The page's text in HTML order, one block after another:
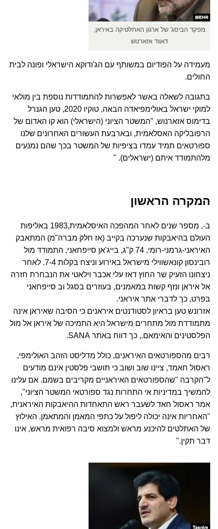
מפקד הביסג' של ארגון האתלטיקה באיראן,
דאווד אזארנוש
מעמידה על הפודיום במשותף עם הג'ודוקא הישראלי ופונה לבית
החולים.
בתגובה לשאלה באשר לאפשרות להתמודדות נוספת בין מולאי
למוקי ישראל באולימפיאדה הבאה, טוקיו 2020, טען הגנרל
בדימוס אזארנוש, "המשטר הציוני (הישראלי) הוא קו האדום של
הרפובליקה האסלאמית, ובארבעת העשורים האחרונים שלנו
ספורטאים תמיד עמדו בציפיות של המשטר בכך שהם נמנעים
מלהתמודד איתם (ישראלים). "
המקרה הראשון
ב-, מספר שנים לאחר המהפכה האיסלאמית,1983 באליפות
העולם בהיאבקות שנערכה בקייב (אז חלק מברה"מ) המתאבק
האיראני-גרמני-רומי, 74 ק"ג, בייג'אן סייפחאני, התמודד מול
רובינסון קונאשווילי מישראל באירוע וניצח בקלות 7-4. לאחר
ניצחונו הזעיק שר החוץ דאז עלי אכבר וילאטי את הנבחרת חזרה
אל איראן ונזף קשות במאמנים, בעוזרים בסגל וב סייפחאני
בפרט, כך לדברי אתר איראני.
אזרונש טען בראיון לסטודנטים איראנים כי הסיבה שאיראן אינה
מתמודדת מול מתחרים מישראל היא התמיכה של איראן אל מול
הפלסטינים והאימאם., כך דווח באתר SANA.
רבים מהספורטאים האיראנים, כולל מדליסט הזהב האולימפי,
ראסול חאמד, ציינו שוב ושוב כי תושבי פלסטין אינם מודעים
ל"הקרבה "שהספורטאים האיראניים מקריבים בשמם. אם עלינו
להמשיך במדיניות אי התחרות נגד ספורטאי המשטר הציוני",
אמר ראסול חאד לשעבר ראש התאחדות ההיאבקות האיראנית,
"האחריות אינה יכולה ליפול על כתפי המאמן והמתאמן. האילוץ
של האתלטים להיכנע מראש ולמצוא סיבה רפואית מראש, אינו
דבר תקין."